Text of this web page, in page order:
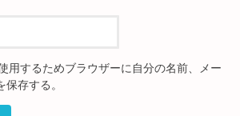
用するためブラウザーに自分の名前、メー
存する。